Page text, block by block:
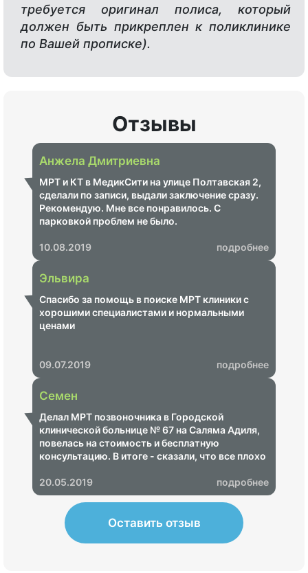
требуется оригинал полиса, который
должен быть прикреплен к поликлинике
по Вашей прописке).
Отзывы
Анжела Дмитриевна
МРТ и КТ в МедикСити на улице Полтавская 2,
сделали по записи, выдали заключение сразу.
Рекомендую. Мне все понравилось. С
парковкой проблем не было.
10.08.2019 подробнее
Эльвира
Спасибо за помощь в поиске МРТ клиники с
хорошими специалистами и нормальными
ценами
09.07.2019 подробнее
Семен
Делал МРТ позвоночника в Городской
клинической больнице № 67 на Саляма Адиля,
повелась на стоимость и бесплатную
консультацию. В итоге - сказали, что все плохо
на 68 000 рублей. Показал своему неврологу -
итог - МРТ не информативное, пришлось
переделывать в другом центре, где показало,
что ничего страшного нет.
20.05.2019 подробнее
Оставить отзыв